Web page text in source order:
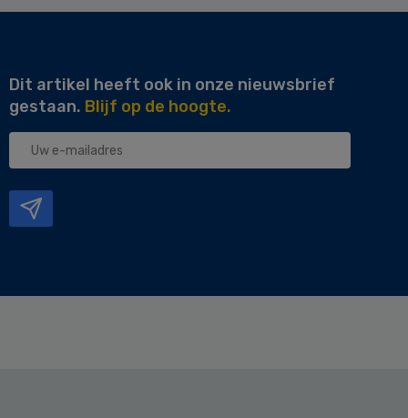
Dit artikel heeft ook in onze nieuwsbrief
gestaan. Blijf op de hoogte.
Uw